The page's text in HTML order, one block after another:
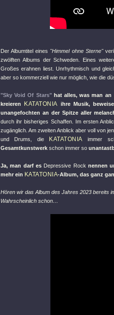
Der Albumtitel eines "Himmel ohne Sterne"
zwölften Albums der Schweden. Eines
Großes erahnen liest. Unrhythmisch und
aber so kommerziell wie nur möglich, wie die
"Sky Void Of Stars"hat alles, was man an
kreieren KATATONIA ihre Musik,
unangefochten an der Spitze aller
durch ihr bisheriges Schaffen. Im ersten
zugänglich. Am zweiten Anblick aber voll von
und Drums, die
KATATONIA immer
Gesamtkunstwerk schon immer so
Ja, man darf es Depressive Rock nennen
mehr ein KATATONIA-Album, das ganz
Hören wir das Album des Jahres 2023 bereits
Wahrscheinlich schon…